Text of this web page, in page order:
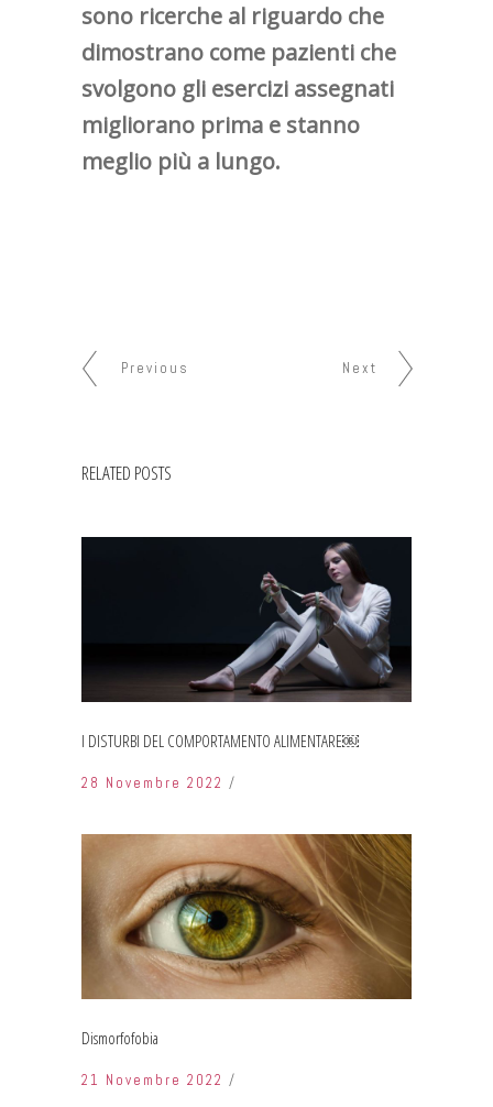
sono ricerche al riguardo che
dimostrano come pazienti che
svolgono gli esercizi assegnati
migliorano prima e stanno
meglio più a lungo.
Previous Next
RELATED POSTS
I DISTURBI DEL COMPORTAMENTO ALIMENTARE￼
28 Novembre 2022
Dismorfofobia
21 Novembre 2022